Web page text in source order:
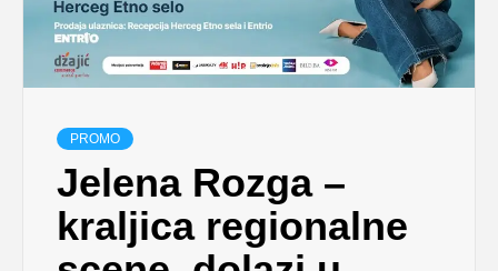
PROMO
Jelena Rozga –
kraljica regionalne